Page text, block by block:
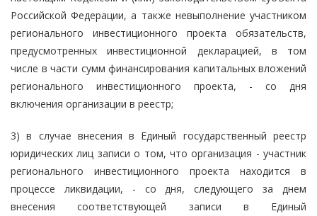
Российской Федерации, а также невыполнение участником
регионального инвестиционного проекта обязательств,
предусмотренных инвестиционной декларацией, в том
числе в части сумм финансирования капитальных вложений
регионального инвестиционного проекта, - со дня
включения организации в реестр;
3) в случае внесения в Единый государственный реестр
юридических лиц записи о том, что организация - участник
регионального инвестиционного проекта находится в
процессе ликвидации, - со дня, следующего за днем
внесения соответствующей записи в Единый